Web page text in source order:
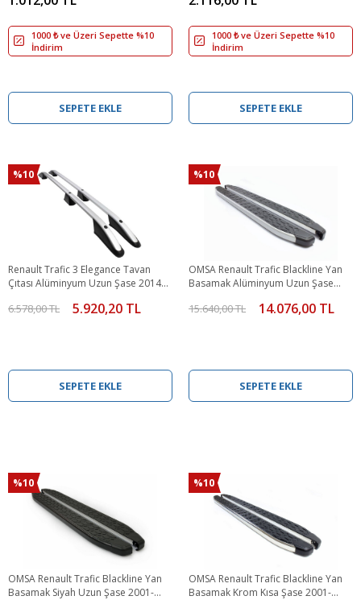
1000 ₺ ve Üzeri Sepette %10
İndirim
SEPETE EKLE
1000 ₺ ve Üzeri Sepette %10
İndirim
SEPETE EKLE
%10
Renault Trafic 3 Elegance Tavan
Çıtası Alüminyum Uzun Şase 2014
6.578,00 TL 5.920,20 TL
SEPETE EKLE
%10
OMSA Renault Trafic Blackline Yan
Basamak Alüminyum Uzun Şase
15.640,00 TL 14.076,00 TL
SEPETE EKLE
%10
OMSA Renault Trafic Blackline Yan
Basamak Siyah Uzun Şase 2001-
%10
OMSA Renault Trafic Blackline Yan
Basamak Krom Kısa Şase 2001-